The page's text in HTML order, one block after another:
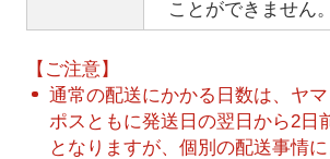
ことができません。
【ご注意】
通常の配送にかかる日数は、ヤ
ポスともに発送日の翌日から2日
となりますが、個別の配送事情